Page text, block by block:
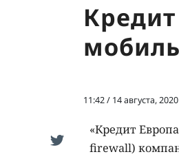
11:42 / 14 августа, 2020
«Кредит
firewall)